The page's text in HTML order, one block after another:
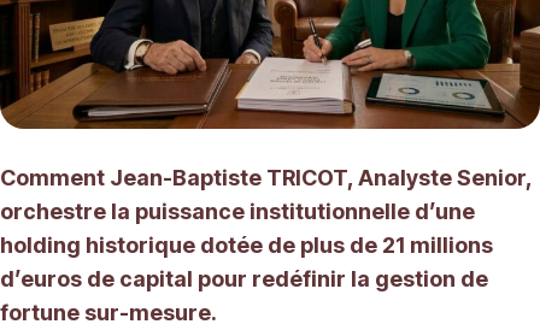
Comment Jean-Baptiste TRICOT, Analyste Senior,
orchestre la puissance institutionnelle d’une
holding historique dotée de plus de 21 millions
d’euros de capital pour redéfinir la gestion de
fortune sur-mesure.